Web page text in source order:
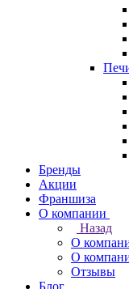
Бренды
Акции
Франшиза
О компании
Назад
О
О
Отзывы
Блог